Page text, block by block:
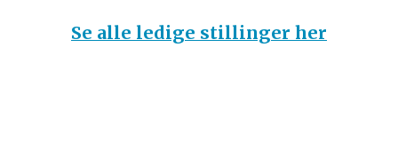
Se alle ledige stillinger her